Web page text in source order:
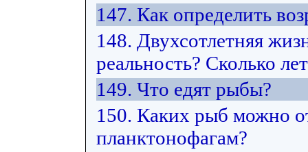
147. Как определить
148. Двухсотлетняя
реальность? Сколько
149. Что едят рыбы?
150. Каких рыб можно
планктонофагам?